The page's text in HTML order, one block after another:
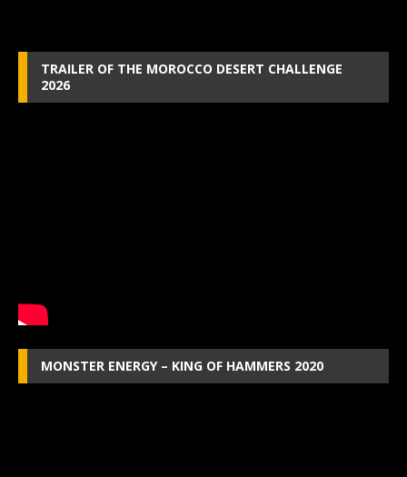
TRAILER OF THE MOROCCO DESERT CHALLENGE
2026
MONSTER ENERGY – KING OF HAMMERS 2020